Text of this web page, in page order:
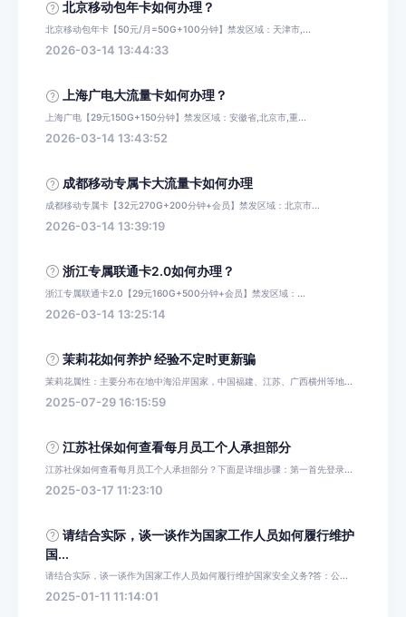
北京移动包年卡如何办理？
北京移动包年卡【50元/月=50G+100分钟】禁发区域：天津市,...
2026-03-14 13:44:33
上海广电大流量卡如何办理？
上海广电【29元150G+150分钟】禁发区域：安徽省,北京市,重...
2026-03-14 13:43:52
成都移动专属卡大流量卡如何办理
成都移动专属卡【32元270G+200分钟+会员】禁发区域：北京市...
2026-03-14 13:39:19
浙江专属联通卡2.0如何办理？
浙江专属联通卡2.0【29元160G+500分钟+会员】禁发区域：...
2026-03-14 13:25:14
茉莉花如何养护 经验不定时更新骗
茉莉花属性：主要分布在地中海沿岸国家，中国福建、江苏、广西横州等地...
2025-07-29 16:15:59
江苏社保如何查看每月员工个人承担部分
江苏社保如何查看每月员工个人承担部分？下面是详细步骤：第一首先登录...
2025-03-17 11:23:10
请结合实际，谈一谈作为国家工作人员如何履行维护
国...
请结合实际，谈一谈作为国家工作人员如何履行维护国家安全义务?答：公...
2025-01-11 11:14:01